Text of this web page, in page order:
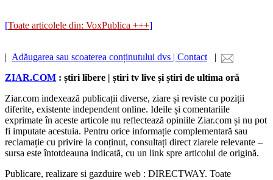
[Toate articolele din: VoxPublica +++]
| Adăugarea sau scoaterea conținutului dvs | Contact |
ZIAR.COM : știri libere | știri tv live și știri de ultima oră
Ziar.com indexează publicații diverse, ziare și reviste cu poziții
diferite, existente independent online. Ideile și comentariile
exprimate în aceste articole nu reflectează opiniile Ziar.com și nu pot
fi imputate acestuia. Pentru orice informație complementară sau
reclamație cu privire la conținut, consultați direct ziarele relevante –
sursa este întotdeauna indicată, cu un link spre articolul de origină.
Publicare, realizare si gazduire web : DIRECTWAY. Toate